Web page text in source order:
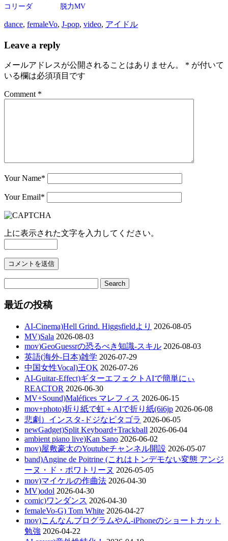
コリーダ
脱力MV
dance, femaleVo, J-pop, video, アイドル
Leave a reply
メールアドレスが公開されることはありません。 * が付いて
いる欄は必須項目です
Comment *
Your Name*
Your Email*
上に表示された文字を入力してください。
最近の投稿
AI-Cinema)Hell Grind. Higgsfieldより 2026-08-05
MV)Sala 2026-08-03
mov)GeoGuessrの恐るべき知識-スキル 2026-08-03
英語(海外-日本)雑学 2026-07-29
中国女性Vocal)王OK 2026-07-26
AI-Guitar-Effect)ギターエフェクトAIで簡単にぃ
REACTOR 2026-06-30
MV+Sound)Maléfices マレフィス 2026-06-15
mov+photo)折り紙で虹＋AIで折り紙(6i6jp 2026-06-08
悲劇）インスタ-ドジなピタゴラ 2026-06-05
newGadget)Split Keyboard+Trackball 2026-06-04
ambient piano live)Kan Sano 2026-06-02
mov)屋敷豪太のYoutubeチャンネル開設 2026-05-07
band)Angine de Poitrine (これはトンデモない変態 アンジ
ーヌ・ド・ポワトリーヌ 2026-05-05
mov)マイケルの作曲法 2026-04-30
MV)odol 2026-04-30
comic)ワンダンス 2026-04-30
femaleVo-G) Tom White 2026-04-27
mov)こんなんプログラムやん-iPhoneのショートカット
勉強 2026-04-22